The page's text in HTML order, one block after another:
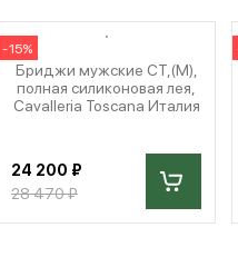
-15%
Бриджи мужские CT,(M),
полная силиконовая лея,
Cavalleria Toscana Италия
24 200 ₽
28 470 ₽